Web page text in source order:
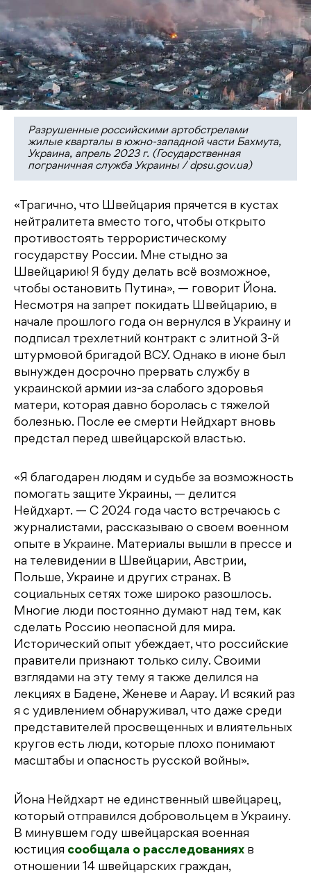
Разрушенные российскими артобстрелами
жилые кварталы в южно-западной части Бахмута,
Украина, апрель 2023 г. (Государственная
пограничная служба Украины / dpsu.gov.ua)
«Трагично, что Швейцария прячется в кустах
нейтралитета вместо того, чтобы открыто
противостоять террористическому
государству России. Мне стыдно за
Швейцарию! Я буду делать всё возможное,
чтобы остановить Путина», — говорит Йона.
Несмотря на запрет покидать Швейцарию, в
начале прошлого года он вернулся в Украину и
подписал трехлетний контракт с элитной 3-й
штурмовой бригадой ВСУ. Однако в июне был
вынужден досрочно прервать службу в
украинской армии из-за слабого здоровья
матери, которая давно боролась с тяжелой
болезнью. После ее смерти Нейдхарт вновь
предстал перед швейцарской властью.
«Я благодарен людям и судьбе за возможность
помогать защите Украины, — делится
Нейдхарт. — С 2024 года часто встречаюсь с
журналистами, рассказываю о своем военном
опыте в Украине. Материалы вышли в прессе и
на телевидении в Швейцарии, Австрии,
Польше, Украине и других странах. В
социальных сетях тоже широко разошлось.
Многие люди постоянно думают над тем, как
сделать Россию неопасной для мира.
Исторический опыт убеждает, что российские
правители признают только силу. Своими
взглядами на эту тему я также делился на
лекциях в Бадене, Женеве и Аарау. И всякий раз
я с удивлением обнаруживал, что даже среди
представителей просвещенных и влиятельных
кругов есть люди, которые плохо понимают
масштабы и опасность русской войны».
Йона Нейдхарт не единственный швейцарец,
который отправился добровольцем в Украину.
В минувшем году швейцарская военная
юстиция сообщала о расследованиях в
отношении 14 швейцарских граждан,